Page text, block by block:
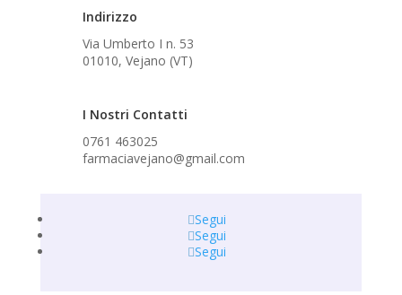
Indirizzo
Via Umberto I n. 53
01010, Vejano (VT)
I Nostri Contatti
0761 463025
farmaciavejano@gmail.com
Segui
Segui
Segui